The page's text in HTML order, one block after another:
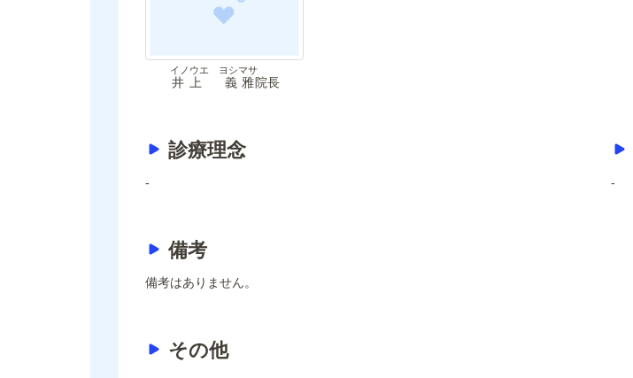
井上 義雅
イノウエ ヨシマサ
院長
診療理念
- -
備考
備考はありません。
その他